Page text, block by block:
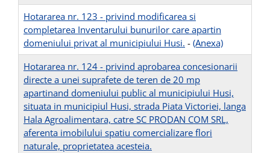
Hotararea nr. 123 - privind modificarea si
completarea Inventarului bunurilor care apartin
domeniului privat al municipiului Husi. - (Anexa)
Hotararea nr. 124 - privind aprobarea concesionarii
directe a unei suprafete de teren de 20 mp
apartinand domeniului public al municipiului Husi,
situata in municipiul Husi, strada Piata Victoriei, langa
Hala Agroalimentara, catre SC PRODAN COM SRL,
aferenta imobilului spatiu comercializare flori
naturale, proprietatea acesteia.